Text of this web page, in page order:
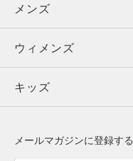
メンズ
ウィメンズ
キッズ
メンズ
トップス
ボトムス
ウィメンズ
トップス
キッズ
メールマガジンに登録する